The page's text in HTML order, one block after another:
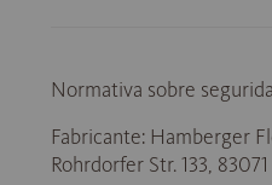
Normativa sobre
Fabricante: Hamberger
Rohrdorfer Str. 133,